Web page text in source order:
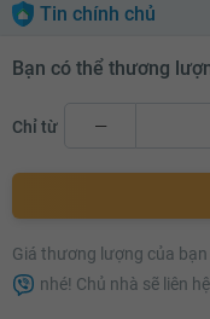
Tin chính chủ
Bạn có thể thương
Chỉ từ
Giá thương lượng của
nhé! Chủ nhà sẽ liên